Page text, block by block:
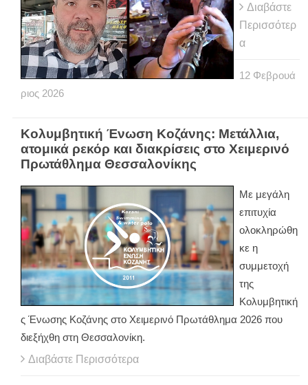
Διαβάστε
Περισσότερ
α
12 Φεβρουά
ριος 2026
Κολυμβητική Ένωση Κοζάνης: Μετάλλια,
ατομικά ρεκόρ και διακρίσεις στο Χειμερινό
Πρωτάθλημα Θεσσαλονίκης
Με μεγάλη
επιτυχία
ολοκληρώθη
κε η
συμμετοχή
της
Κολυμβητική
ς Ένωσης Κοζάνης στο Χειμερινό Πρωτάθλημα 2026 που
διεξήχθη στη Θεσσαλονίκη.
Διαβάστε Περισσότερα